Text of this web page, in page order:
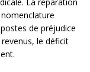
de préjudice
le déficit